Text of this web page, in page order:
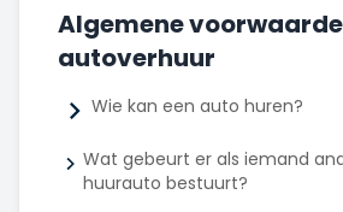
Algemene
autoverhuur
Wie kan een auto huren?
Wat gebeurt er als iemand
huurauto bestuurt?